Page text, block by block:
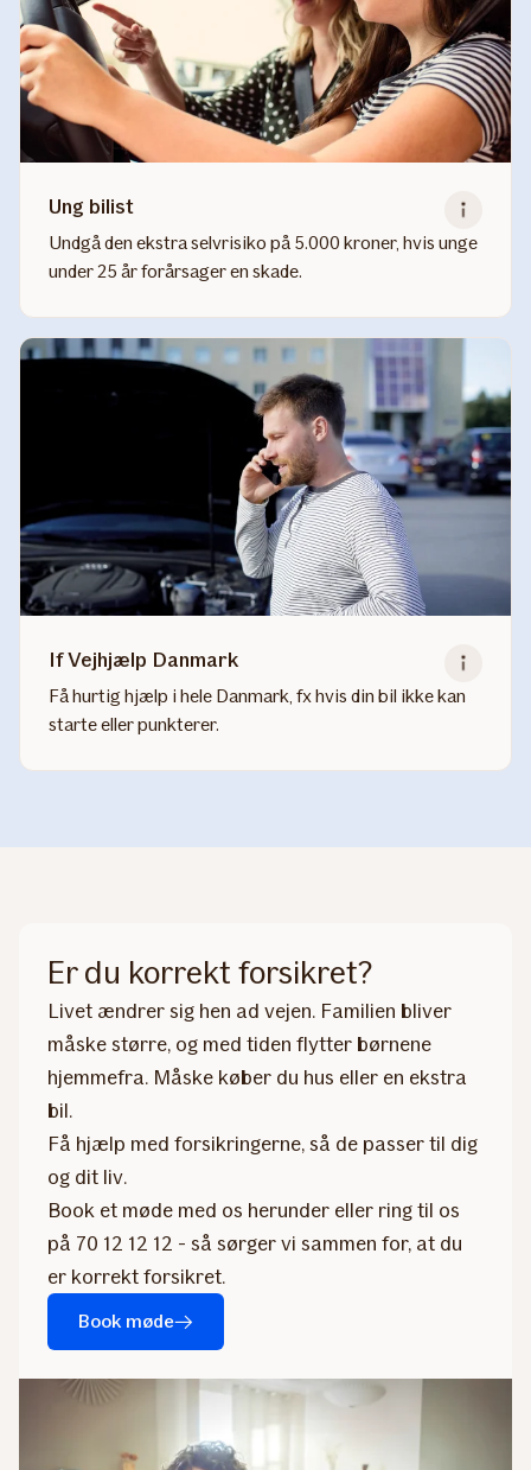
Ung bilist
Undgå den ekstra selvrisiko på 5.000 kroner, hvis unge
under 25 år forårsager en skade.
more
about
Ung
If Vejhjælp Danmark
Få hurtig hjælp i hele Danmark, fx hvis din bil ikke kan
starte eller punkterer.
more
Er du korrekt forsikret?
Livet ændrer sig hen ad vejen. Familien bliver
måske større, og med tiden flytter børnene
hjemmefra. Måske køber du hus eller en ekstra
bil.
Få hjælp med forsikringerne, så de passer til dig
og dit liv.
Book et møde med os herunder eller ring til os
på 70 12 12 12 - så sørger vi sammen for, at du
er korrekt forsikret.
Book møde